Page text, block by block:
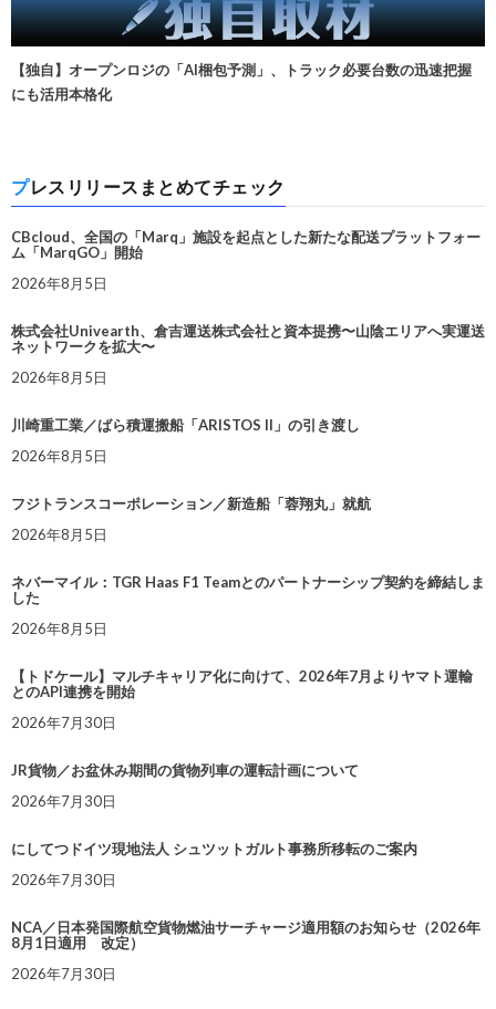
【独自】オープンロジの「AI梱包予測」、トラック必要台数の迅速把握
にも活用本格化
プレスリリースまとめてチェック
CBcloud、全国の「Marq」施設を起点とした新たな配送プラットフォー
ム「MarqGO」開始
2026年8月5日
株式会社Univearth、倉吉運送株式会社と資本提携〜山陰エリアへ実運送
ネットワークを拡大〜
2026年8月5日
川崎重工業／ばら積運搬船「ARISTOS II」の引き渡し
2026年8月5日
フジトランスコーポレーション／新造船「蓉翔丸」就航
2026年8月5日
ネバーマイル：TGR Haas F1 Teamとのパートナーシップ契約を締結しま
した
2026年8月5日
【トドケール】マルチキャリア化に向けて、2026年7月よりヤマト運輸
とのAPI連携を開始
2026年7月30日
JR貨物／お盆休み期間の貨物列車の運転計画について
2026年7月30日
にしてつドイツ現地法人 シュツットガルト事務所移転のご案内
2026年7月30日
NCA／日本発国際航空貨物燃油サーチャージ適用額のお知らせ（2026年
8月1日適用 改定）
2026年7月30日